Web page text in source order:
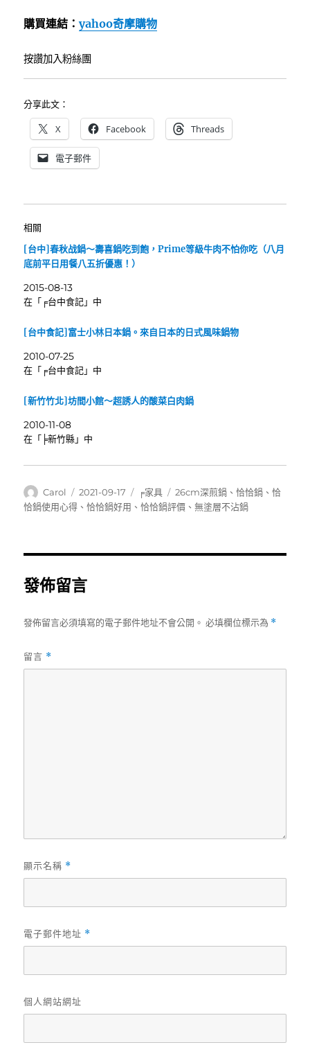
購買連結：yahoo奇摩購物
按讚加入粉絲團
分享此文：
X Facebook Threads
電子郵件
相關
[台中]春秋战鍋～壽喜鍋吃到飽，Prime等級牛肉不怕你吃（八月
底前平日用餐八五折優惠！）
2015-08-13
在「╒台中食記」中
[台中食記]富士小林日本鍋。來自日本的日式風味鍋物
2010-07-25
在「╒台中食記」中
[新竹竹北]坊間小館～超誘人的酸菜白肉鍋
2010-11-08
在「╞新竹縣」中
作
者
Carol
發
佈
2021-09-17
分
類
╒家具
標
籤
26cm深煎鍋 、恰恰鍋 、恰
恰鍋使用心得 、恰恰鍋好用 、恰恰鍋評價 、無塗層不沾鍋
發佈留言
發佈留言必須填寫的電子郵件地址不會公開。 必填欄位標示為 *
留言 *
顯示名稱 *
電子郵件地址 *
個人網站網址